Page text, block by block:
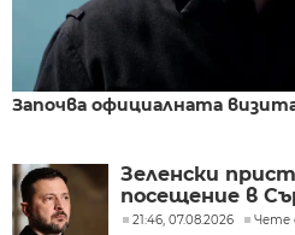
Започва официалната
Зеленски
посещение в
21:46, 07.08.2026 Чете